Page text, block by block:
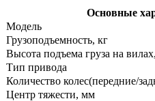
Основные
Модель
Грузоподъемность, кг
Высота подъема груза на
Тип привода
Количество колес(передние/
Центр тяжести, мм